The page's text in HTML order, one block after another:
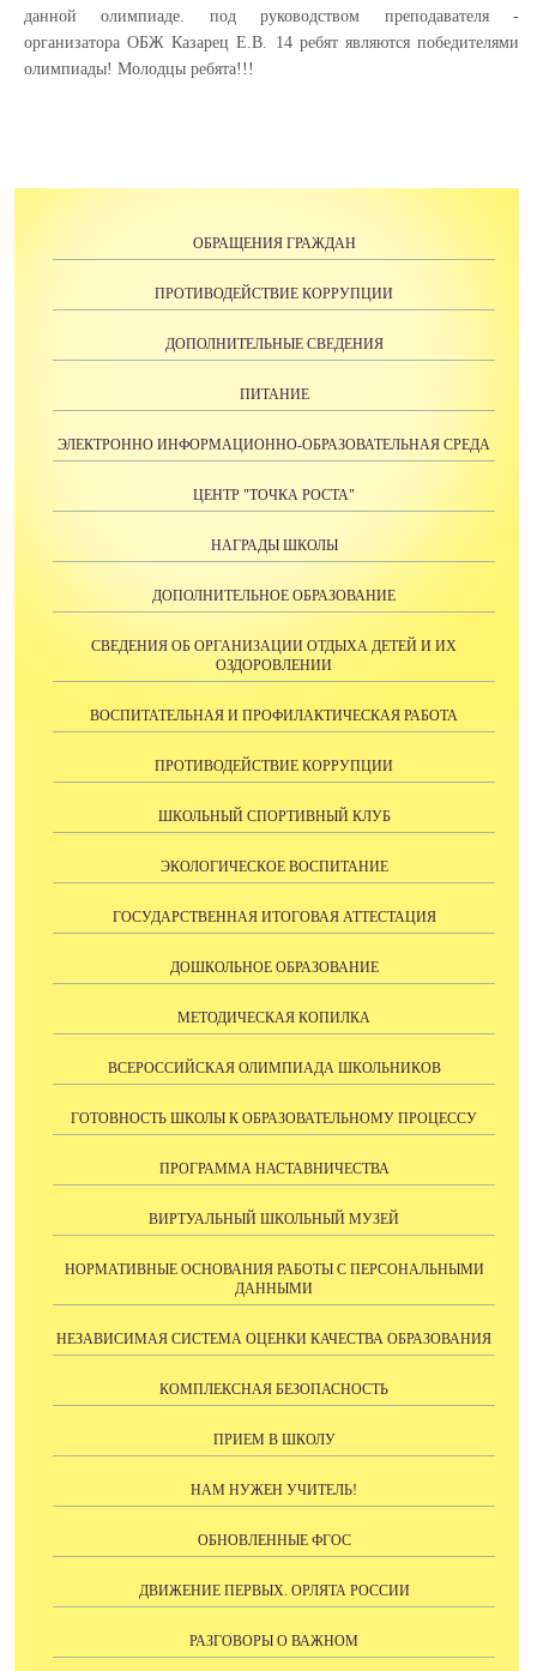
данной олимпиаде. под руководством преподавателя -
организатора ОБЖ Казарец Е.В. 14 ребят являются победителями
олимпиады! Молодцы ребята!!!
ОБРАЩЕНИЯ ГРАЖДАН
ПРОТИВОДЕЙСТВИЕ КОРРУПЦИИ
ДОПОЛНИТЕЛЬНЫЕ СВЕДЕНИЯ
ПИТАНИЕ
ЭЛЕКТРОННО ИНФОРМАЦИОННО-ОБРАЗОВАТЕЛЬНАЯ СРЕДА
ЦЕНТР "ТОЧКА РОСТА"
НАГРАДЫ ШКОЛЫ
ДОПОЛНИТЕЛЬНОЕ ОБРАЗОВАНИЕ
СВЕДЕНИЯ ОБ ОРГАНИЗАЦИИ ОТДЫХА ДЕТЕЙ И ИХ
ОЗДОРОВЛЕНИИ
ВОСПИТАТЕЛЬНАЯ И ПРОФИЛАКТИЧЕСКАЯ РАБОТА
ПРОТИВОДЕЙСТВИЕ КОРРУПЦИИ
ШКОЛЬНЫЙ СПОРТИВНЫЙ КЛУБ
ЭКОЛОГИЧЕСКОЕ ВОСПИТАНИЕ
ГОСУДАРСТВЕННАЯ ИТОГОВАЯ АТТЕСТАЦИЯ
ДОШКОЛЬНОЕ ОБРАЗОВАНИЕ
МЕТОДИЧЕСКАЯ КОПИЛКА
ВСЕРОССИЙСКАЯ ОЛИМПИАДА ШКОЛЬНИКОВ
ГОТОВНОСТЬ ШКОЛЫ К ОБРАЗОВАТЕЛЬНОМУ ПРОЦЕССУ
ПРОГРАММА НАСТАВНИЧЕСТВА
ВИРТУАЛЬНЫЙ ШКОЛЬНЫЙ МУЗЕЙ
НОРМАТИВНЫЕ ОСНОВАНИЯ РАБОТЫ С ПЕРСОНАЛЬНЫМИ
ДАННЫМИ
НЕЗАВИСИМАЯ СИСТЕМА ОЦЕНКИ КАЧЕСТВА ОБРАЗОВАНИЯ
КОМПЛЕКСНАЯ БЕЗОПАСНОСТЬ
ПРИЕМ В ШКОЛУ
НАМ НУЖЕН УЧИТЕЛЬ!
ОБНОВЛЕННЫЕ ФГОС
ДВИЖЕНИЕ ПЕРВЫХ. ОРЛЯТА РОССИИ
РАЗГОВОРЫ О ВАЖНОМ